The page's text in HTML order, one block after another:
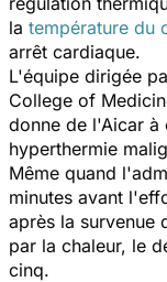
la température du
arrêt cardiaque.
L'équipe dirigée
College of
donne de l'Aicar à
hyperthermie
Même quand
minutes avant
après la survenue
par la chaleur, le
cinq.